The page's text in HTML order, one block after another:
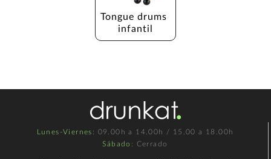
Tongue drums
infantil
Lunes-Viernes : 09.00h a 14.00h / 15.00 a 18.00h
Sábado : Cerrado